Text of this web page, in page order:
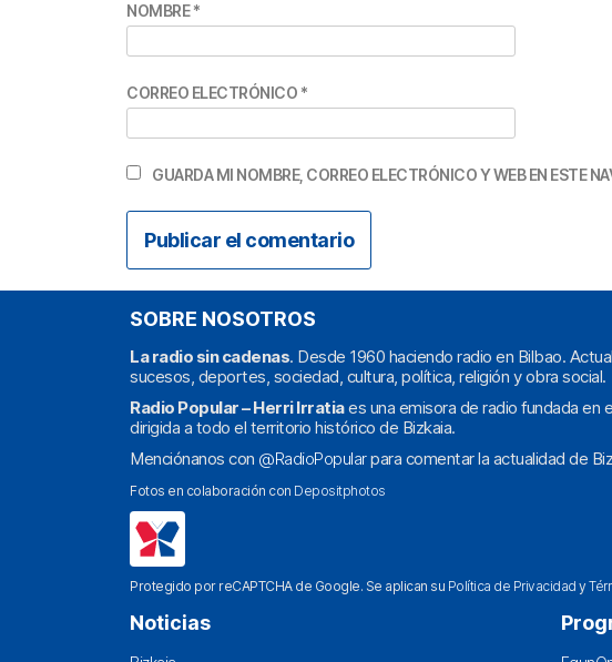
NOMBRE*
CORREO ELECTRÓNICO *
GUARDA MI NOMBRE, CORREO ELECTRÓNICO Y WEB EN ESTE
SOBRE NOSOTROS
La radio sin cadenas. Desde 1960 haciendo radio en Bilbao.
sucesos, deportes, sociedad, cultura, política, religión y obra social.
Radio Popular – Herri Irratiaes una emisora de radio fundada en
dirigida a todo el territorio histórico de Bizkaia.
Menciónanos con @RadioPopularpara comentar la actualidad de
Fotos en colaboración con Depositphotos
Protegido por reCAPTCHA de Google. Se aplican su Política de Privacidad y
Noticias